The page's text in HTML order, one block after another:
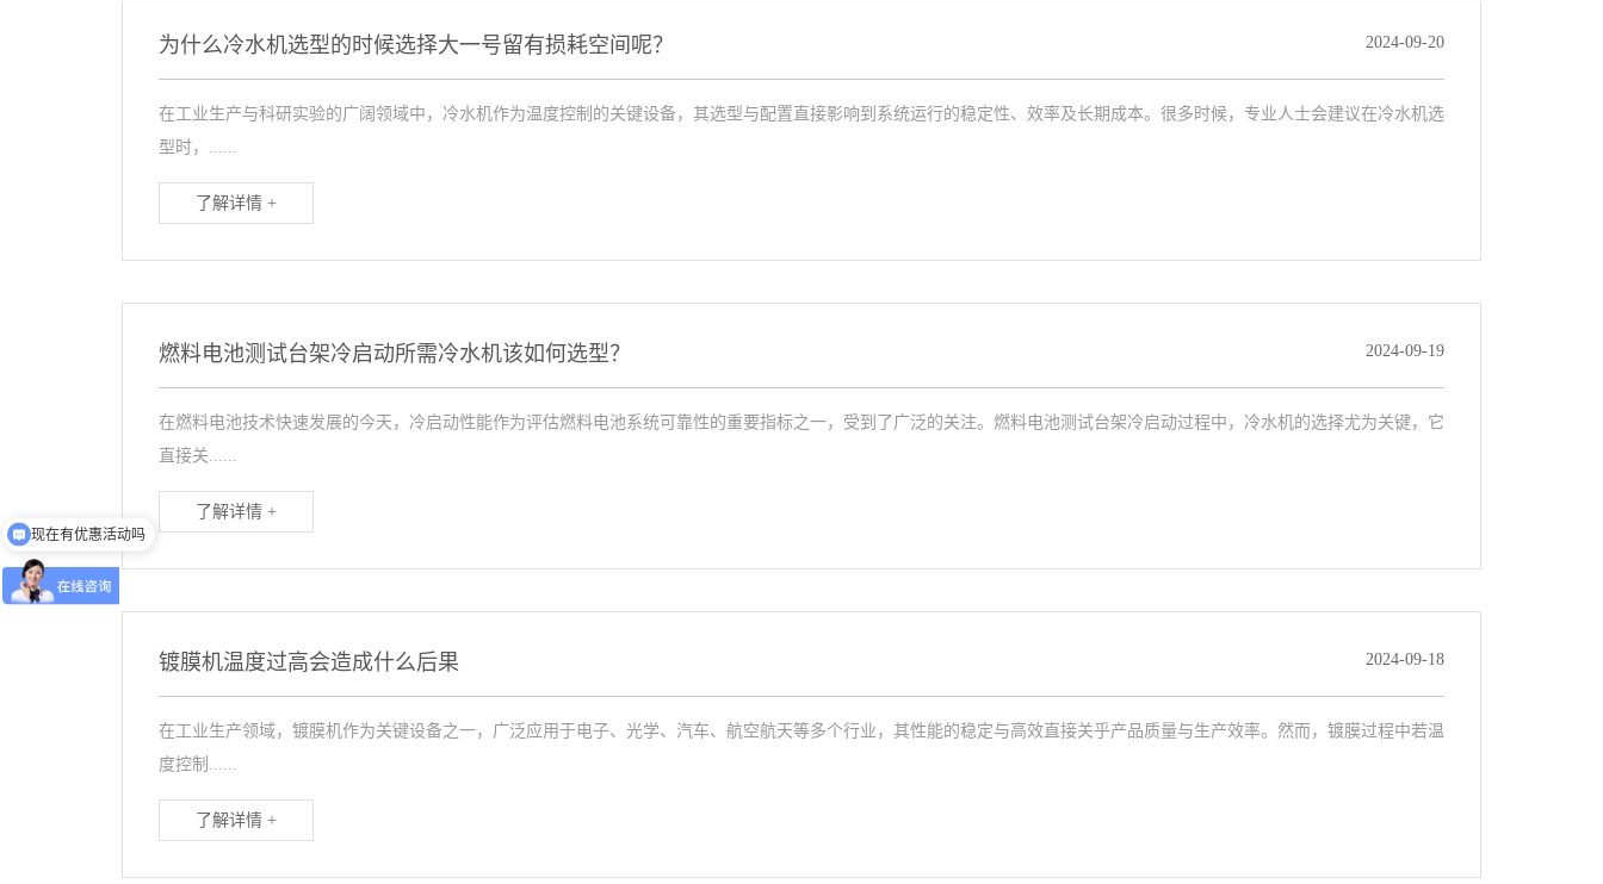
为什么冷水机选型的时候选择大一号留有损耗空间呢？ 2024-09-20
在工业生产与科研实验的广阔领域中，冷水机作为温度控制的关键设备，其选型与配置直接影响到系统运行的稳定性、效率及长期成本。很多时候，专业人士会建议在冷水机选
型时，......
了解详情 +
燃料电池测试台架冷启动所需冷水机该如何选型？ 2024-09-19
在燃料电池技术快速发展的今天，冷启动性能作为评估燃料电池系统可靠性的重要指标之一，受到了广泛的关注。燃料电池测试台架冷启动过程中，冷水机的选择尤为关键，它
直接关......
了解详情 +
镀膜机温度过高会造成什么后果 2024-09-18
在工业生产领域，镀膜机作为关键设备之一，广泛应用于电子、光学、汽车、航空航天等多个行业，其性能的稳定与高效直接关乎产品质量与生产效率。然而，镀膜过程中若温
度控制......
了解详情 +
可以介绍下你们的产品么